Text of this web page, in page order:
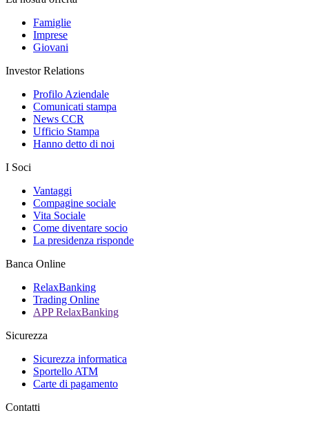
Famiglie
Imprese
Giovani
Investor Relations
Profilo Aziendale
Comunicati stampa
News CCR
Ufficio Stampa
Hanno detto di noi
I Soci
Vantaggi
Compagine sociale
Vita Sociale
Come diventare socio
La presidenza risponde
Banca Online
RelaxBanking
Trading Online
APP RelaxBanking
Sicurezza
Sicurezza informatica
Sportello ATM
Carte di pagamento
Contatti